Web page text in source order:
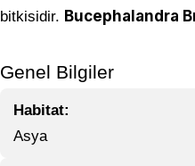
bitkisidir. Bucephalandra
Genel Bilgiler
Habitat:
Asya